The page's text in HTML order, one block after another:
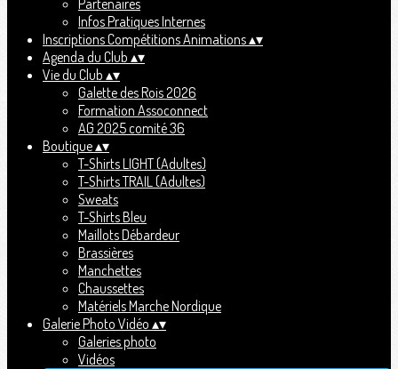
Partenaires
Infos Pratiques Internes
Inscriptions Compétitions Animations▴▾
Agenda du Club ▴▾
Vie du Club ▴▾
Galette des Rois 2026
Formation Assoconnect
AG 2025 comité 36
Boutique▴▾
T-Shirts LIGHT (Adultes)
T-Shirts TRAIL (Adultes)
Sweats
T-Shirts Bleu
Maillots Débardeur
Brassières
Manchettes
Chaussettes
Matériels Marche Nordique
Galerie Photo Vidéo ▴▾
Galeries photo
Vidéos